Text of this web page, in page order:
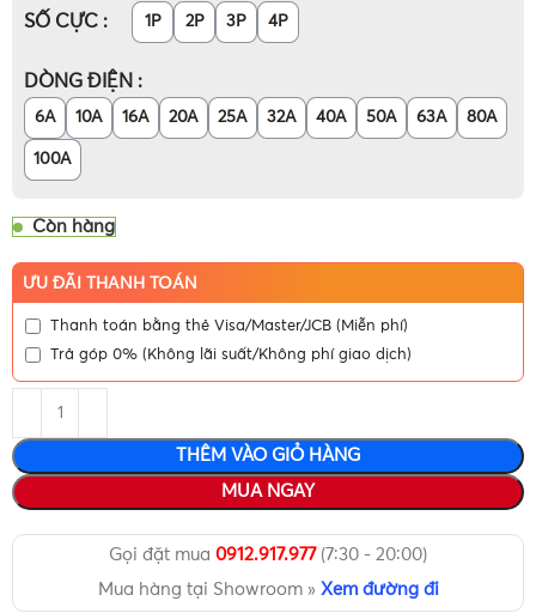
SỐ CỰC 1P 2P 3P 4P
DÒNG ĐIỆN
6A 10A 16A 20A 25A 32A 40A 50A 63A 80A
100A
Còn hàng
ƯU ĐÃI THANH TOÁN
Thanh toán bằng thẻ Visa/Master/JCB (Miễn phí)
Trả góp 0% (Không lãi suất/Không phí giao dịch)
THÊM VÀO GIỎ HÀNG
MUA NGAY
Gọi đặt mua 0912.917.977(7:30 - 20:00)
Mua hàng tại Showroom » Xem đường đi